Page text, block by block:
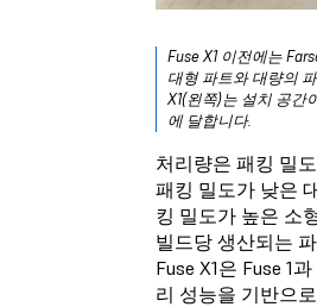
Fuse X1 이전에는
대형 파트와 대량의
X1(왼쪽)는 설치 공간
에 달합니다.
처리량은 패킹 밀
패킹 밀도가 낮은
킹 밀도가 높은 소
빌드당 생산되는
Fuse X1은 Fuse 1
리 성능을 기반으